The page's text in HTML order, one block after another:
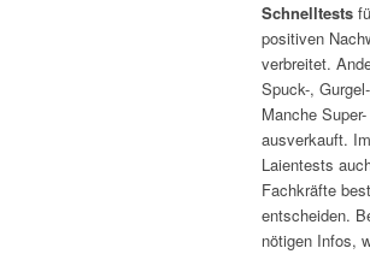
Schnelltests
positiven
verbreitet.
Spuck-,
Manche
ausverkauft.
Laientests
Fachkräfte
entscheiden.
nötigen Infos,